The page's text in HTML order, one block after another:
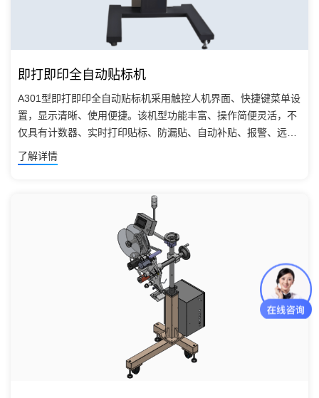
即打即印全自动贴标机
A301型即打即印全自动贴标机采用触控人机界面、快捷键菜单设
置，显示清晰、使用便捷。该机型功能丰富、操作简便灵活，不
仅具有计数器、实时打印贴标、防漏贴、自动补贴、报警、远控
等功能，还具备留言板、在线帮助等多种辅助功能。广泛应用于
有防伪防窜货需求的各个行业。
了解详情